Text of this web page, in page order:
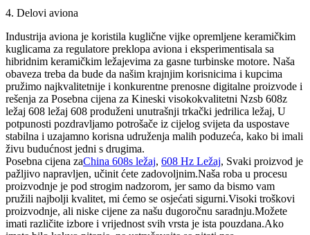
4. Delovi aviona
Industrija aviona je koristila kuglične vijke opremljene keramičkim
kuglicama za regulatore preklopa aviona i eksperimentisala sa
hibridnim keramičkim ležajevima za gasne turbinske motore. Naša
obaveza treba da bude da našim krajnjim korisnicima i kupcima
pružimo najkvalitetnije i konkurentne prenosne digitalne proizvode i
rešenja za Posebna cijena za Kineski visokokvalitetni Nzsb 608z
ležaj 608 ležaj 608 produženi unutrašnji trkački jedrilica ležaj, U
potpunosti pozdravljamo potrošače iz cijelog svijeta da uspostave
stabilna i uzajamno korisna udruženja malih poduzeća, kako bi imali
živu budućnost jedni s drugima.
Posebna cijena zaChina 608s ležaj, 608 Hz Ležaj, Svaki proizvod je
pažljivo napravljen, učinit ćete zadovoljnim.Naša roba u procesu
proizvodnje je pod strogim nadzorom, jer samo da bismo vam
pružili najbolji kvalitet, mi ćemo se osjećati sigurni.Visoki troškovi
proizvodnje, ali niske cijene za našu dugoročnu saradnju.Možete
imati različite izbore i vrijednost svih vrsta je ista pouzdana.Ako